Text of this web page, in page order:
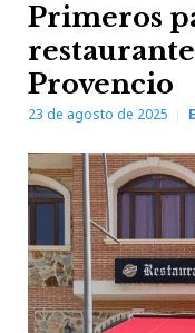
Primeros
Provencio
23 de agosto de 2025